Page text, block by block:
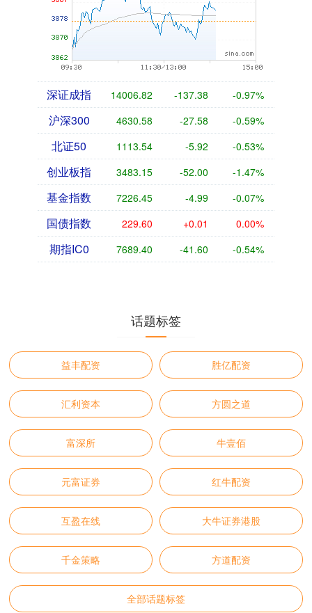
深证成指 14006.82 -137.38 -0.97%
沪深300 4630.58 -27.58 -0.59%
北证50 1113.54 -5.92 -0.53%
创业板指 3483.15 -52.00 -1.47%
基金指数 7226.45 -4.99 -0.07%
国债指数 229.60 +0.01 0.00%
期指IC0 7689.40 -41.60 -0.54%
话题标签
益丰配资 胜亿配资
汇利资本 方圆之道
富深所 牛壹佰
元富证券 红牛配资
互盈在线 大牛证券港股
千金策略 方道配资
全部话题标签